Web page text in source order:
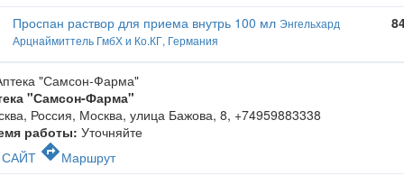
Проспан раствор для приема внутрь 100 мл Энгельхард
Арцнаймиттель ГмбХ и Ко.КГ, Германия
"Самсон-Фарма"
Россия, Москва, улица Бажова, 8, +74959883338
работы: Уточняйте
САЙТ directionsМаршрут